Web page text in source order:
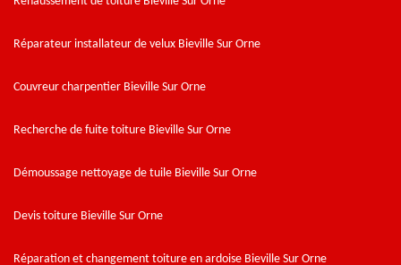
Réparateur installateur de velux Bieville Sur Orne
Couvreur charpentier Bieville Sur Orne
Recherche de fuite toiture Bieville Sur Orne
Démoussage nettoyage de tuile Bieville Sur Orne
Devis toiture Bieville Sur Orne
Réparation et changement toiture en ardoise Bieville Sur Orne